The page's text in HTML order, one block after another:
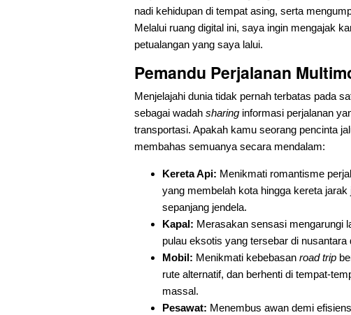
nadi kehidupan di tempat asing, serta
Melalui ruang digital ini, saya ingin mengajak
petualangan yang saya lalui.
Pemandu Perjalanan
Menjelajahi dunia tidak pernah terbatas pada
sebagai wadah sharing informasi perjalanan
transportasi. Apakah kamu seorang pencinta
membahas semuanya secara mendalam:
Kereta Api: Menikmati romantisme
yang membelah kota hingga kereta
sepanjang jendela.
Kapal: Merasakan sensasi mengarungi
pulau eksotis yang tersebar di nusantara
Mobil: Menikmati kebebasan road trip
rute alternatif, dan berhenti di tempat-
massal.
Pesawat: Menembus awan demi